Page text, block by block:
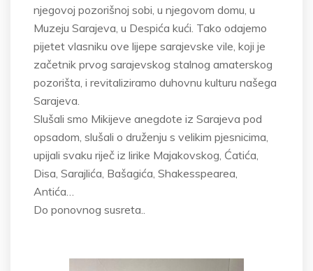
njegovoj pozorišnoj sobi, u njegovom domu, u
Muzeju Sarajeva, u Despića kući. Tako odajemo
pijetet vlasniku ove lijepe sarajevske vile, koji je
začetnik prvog sarajevskog stalnog amaterskog
pozorišta, i revitaliziramo duhovnu kulturu našega
Sarajeva.
Slušali smo Mikijeve anegdote iz Sarajeva pod
opsadom, slušali o druženju s velikim pjesnicima,
upijali svaku riječ iz lirike Majakovskog, Ćatića,
Disa, Sarajlića, Bašagića, Shakesspearea,
Antića…
Do ponovnog susreta..